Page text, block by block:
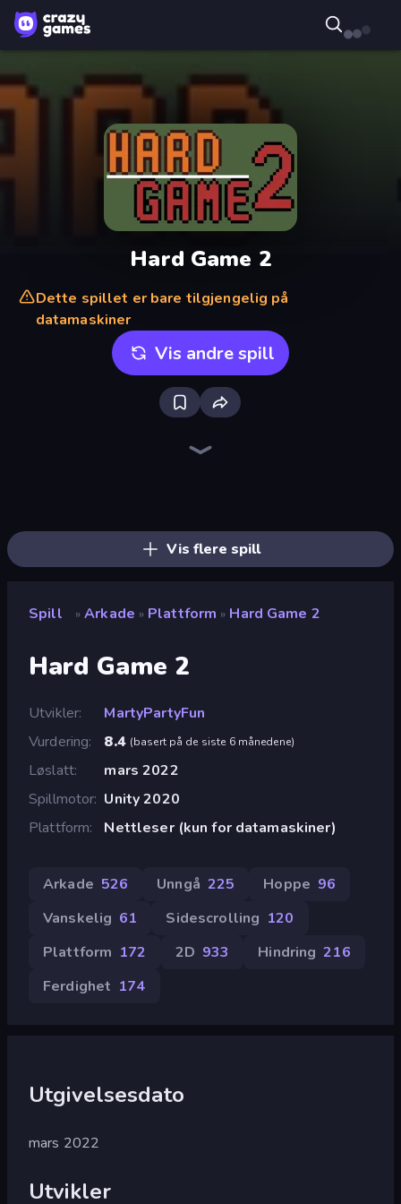
Hard Game 2
Dette spillet er bare tilgjengelig på
datamaskiner
Vis andre spill
Vis flere spill
Spill » Arkade » Plattform » Hard Game 2
Hard Game 2
Utvikler
MartyPartyFun
Vurdering
8.4 (basert på de siste 6 månedene)
Løslatt
mars 2022
Spillmotor Unity 2020
Plattform
Nettleser (kun for datamaskiner)
Arkade 526 Unngå 225 Hoppe 96
Vanskelig 61 Sidescrolling 120
Plattform 172 2D 933 Hindring 216
Ferdighet 174
Utgivelsesdato
mars 2022
Utvikler